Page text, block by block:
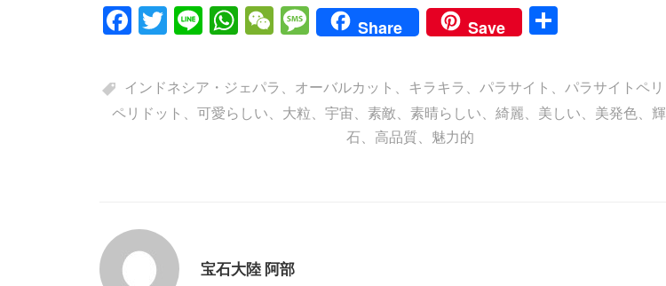
Fa
bo
ok
T
tte
r
Li W
ts
A
pp
W
C
ha
M
es
sa
ge
Share Save
インドネシア・ジェパラ オーバルカット キラキラ パラサイト パラサイトペリ
ペリドット
可愛らしい 大粒 宇宙 素敵 素晴らしい 綺麗 美しい 美発色
石
高品質 魅力的
宝石大陸 阿部